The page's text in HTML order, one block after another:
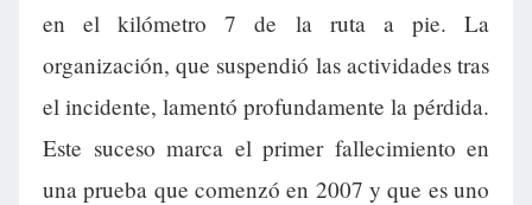
en el kilómetro 7 de la ruta a pie. La
organización, que suspendió las actividades tras
el incidente, lamentó profundamente la pérdida.
Este suceso marca el primer fallecimiento en
una prueba que comenzó en 2007 y que es uno